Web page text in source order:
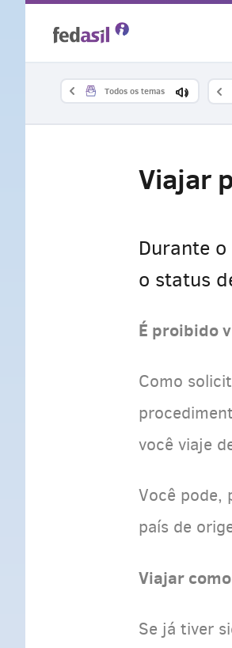
Todos os temas
Viajar
Durante
o status
É proibido
Como
você viaje
Você pode,
país de
Viajar
Se já tiver